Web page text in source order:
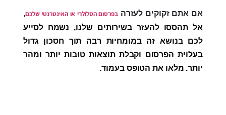
אם אתם זקוקים לעזרהבפרסום הסלולרי או האינטרנטי שלכם,
אל תהססו להעזר בשירותים שלנו, נשמח לסייע
לכם בנושא זה במומחיות רבה תוך חסכון גדול
בעלוית הפרסום וקבלת תוצאות טובות יותר ומהר
יותר. מלאו את הטופס בעמוד.